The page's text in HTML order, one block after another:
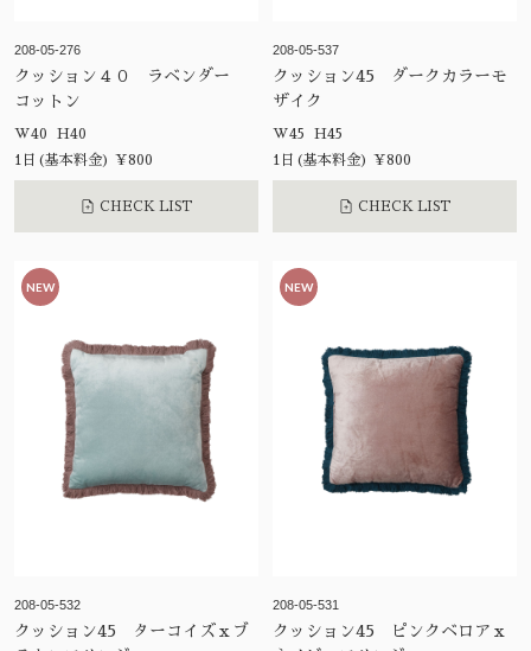
208-05-276
クッション４０ ラベンダー
コットン
W40 H40
1日(基本料金) ¥800
CHECK LIST
208-05-537
クッション45 ダークカラーモ
ザイク
W45 H45
1日(基本料金) ¥800
CHECK LIST
NEW
208-05-532
クッション45 ターコイズｘブ
NEW
208-05-531
クッション45 ピンクベロアｘ